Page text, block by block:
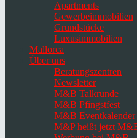
Apartments
Gewerbeimmobilien
Grundstücke
Luxusimmobilien
Mallorca
Über uns
Beratungszentren
Newsletter
M&B Talkrunde
M&B Pfingstfest
M&B Eventkalender
M&P heißt jetzt